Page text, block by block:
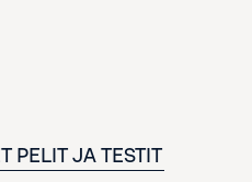
PELIT JA TESTIT